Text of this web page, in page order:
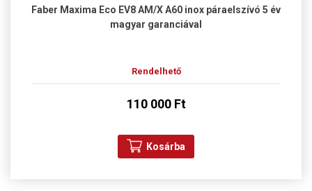
Faber Maxima Eco EV8 AM/X A60 inox páraelszívó 5 év
magyar garanciával
Rendelhető
110 000 Ft
Kosárba